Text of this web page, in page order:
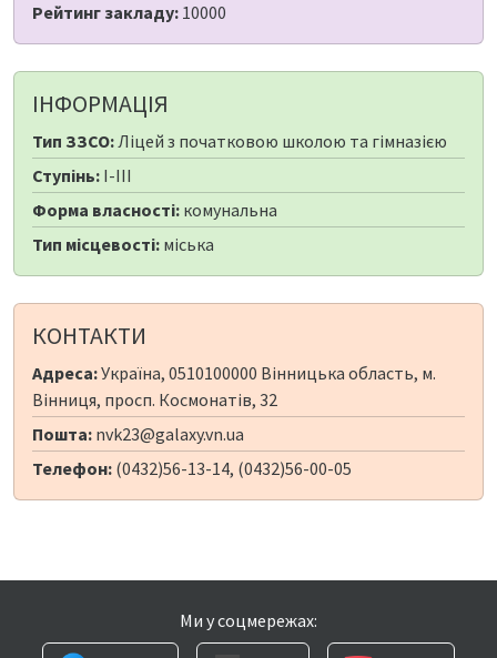
Рейтинг закладу: 10000
ІНФОРМАЦІЯ
Тип ЗЗСО:Ліцей з початковою школою та гімназією
Ступінь: I-III
Форма власності: комунальна
Тип місцевості: міська
КОНТАКТИ
Адреса:Україна, 0510100000 Вінницька область, м.
Вінниця, просп. Космонатів, 32
Пошта: nvk23@galaxy.vn.ua
Телефон: (0432)56-13-14, (0432)56-00-05
Ми у соцмережах: